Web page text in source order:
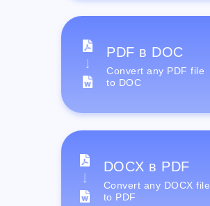
PDF в DOC
Convert any PDF file
to DOC
DOCX в PDF
Convert any DOCX file
to PDF